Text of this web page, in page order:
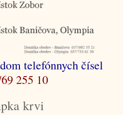
telefónnych čísel
255 10
krvi